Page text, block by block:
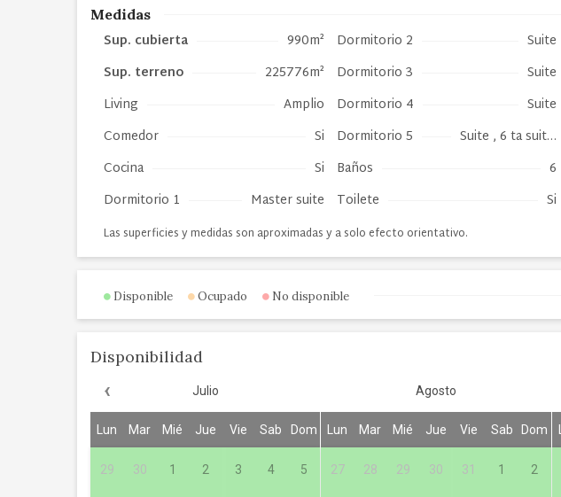
Medidas
Sup. cubierta
990m²
Sup. terreno
225776m²
Living
Amplio
Comedor
Si
Cocina
Si
Dormitorio 1
Master suite
Dormitorio 2
Suite
Dormitorio 3
Suite
Dormitorio 4
Suite
Dormitorio 5
Suite , 6 ta suit…
Baños
6
Toilete
Si
Las superficies y medidas son aproximadas y a solo efecto orientativo.
Disponible Ocupado No disponible
Disponibilidad
‹ Julio
Lun Mar Mié Jue Vie Sab Dom
29 30 1 2 3 4 5
Agosto
Lun Mar Mié Jue Vie Sab Dom
27 28 29 30 31 1 2